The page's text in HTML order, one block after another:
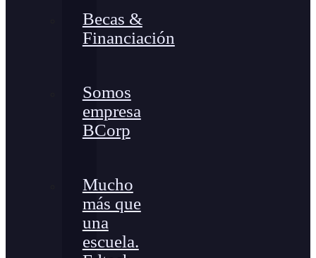
Becas &
Financiación
Somos
empresa
BCorp
Mucho
más que
una
escuela.